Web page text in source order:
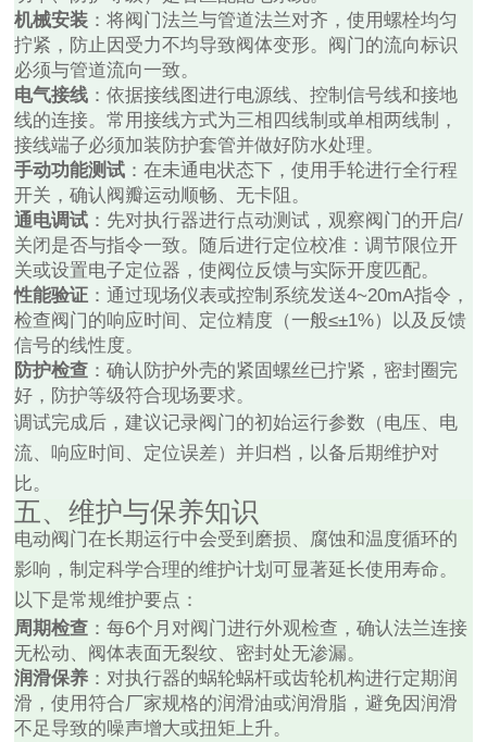
机械安装 ：将阀门法兰与管道法兰对齐，使用螺栓均匀
拧紧，防止因受力不均导致阀体变形。阀门的流向标识
必须与管道流向一致。
电气接线 ：依据接线图进行电源线、控制信号线和接地
线的连接。常用接线方式为三相四线制或单相两线制，
接线端子必须加装防护套管并做好防水处理。
手动功能测试 ：在未通电状态下，使用手轮进行全行程
开关，确认阀瓣运动顺畅、无卡阻。
通电调试 ：先对执行器进行点动测试，观察阀门的开启/
关闭是否与指令一致。随后进行定位校准：调节限位开
关或设置电子定位器，使阀位反馈与实际开度匹配。
性能验证 ：通过现场仪表或控制系统发送4~20mA指令，
检查阀门的响应时间、定位精度（一般≤±1%）以及反馈
信号的线性度。
防护检查 ：确认防护外壳的紧固螺丝已拧紧，密封圈完
好，防护等级符合现场要求。
调试完成后，建议记录阀门的初始运行参数（电压、电
流、响应时间、定位误差）并归档，以备后期维护对
比。
五、维护与保养知识
电动阀门在长期运行中会受到磨损、腐蚀和温度循环的
影响，制定科学合理的维护计划可显著延长使用寿命。
以下是常规维护要点：
周期检查 ：每6个月对阀门进行外观检查，确认法兰连接
无松动、阀体表面无裂纹、密封处无渗漏。
润滑保养 ：对执行器的蜗轮蜗杆或齿轮机构进行定期润
滑，使用符合厂家规格的润滑油或润滑脂，避免因润滑
不足导致的噪声增大或扭矩上升。